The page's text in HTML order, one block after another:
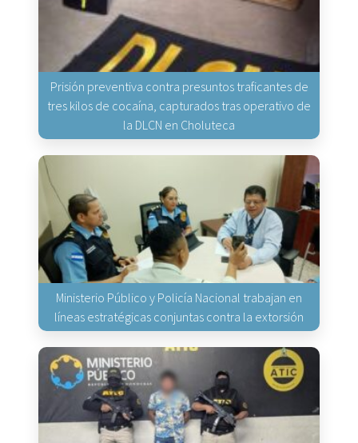
Prisión preventiva contra presuntos traficantes de
tres kilos de cocaína, capturados tras operativo de
la DLCN en Choluteca
Ministerio Público y Policía Nacional trabajan en
líneas estratégicas conjuntas contra la extorsión